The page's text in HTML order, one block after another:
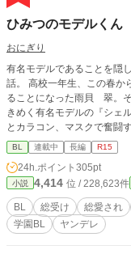
ひみつのモデルくん
おにぎり
有名モデルであることを隠
話。 高校一年生、この春からお金持ち高校、白玖龍学園に奨学生として入学す
ることになった雨貝 翠。
きめく有名モデルの『シェ
とカラコン、マスクで奮闘するが、
愛され予定です。ご都合展
一切決まっておりません。
が増えるかも…？作者は執
教えていただけると助かり
知おきください。 他の投稿
BL 連載中 長編 R15
24h.ポイント 305pt
小説 4,414 位 / 228,623件
BL 総受け 総愛され
学園BL
ヤンデレ